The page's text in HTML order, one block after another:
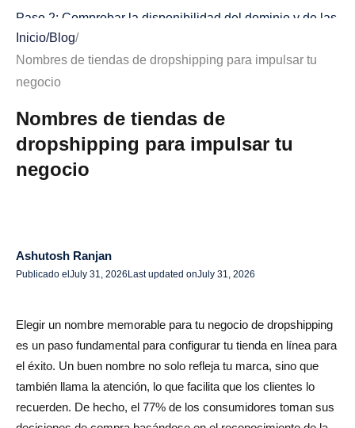
Paso 2: Comprobar la disponibilidad del dominio y de las
redes sociales
Tipos de nombres comerciales de dropshipping
Nombres comerciales de dropshipping creativos y únicos
Nombres comerciales divertidos de dropshipping
Cosas que debes evitar al elegir un nombre comercial de
dropshipping
1. No copie a la competencia
Inicio/Blog/
Nombres de tiendas de dropshipping para impulsar tu
negocio
Nombres de tiendas de
dropshipping para impulsar tu
negocio
Ashutosh Ranjan
Publicado el July 31, 2026 Last updated onJuly 31, 2026
Elegir un nombre memorable para tu negocio de dropshipping
es un paso fundamental para configurar tu tienda en línea para
el éxito. Un buen nombre no solo refleja tu marca, sino que
también llama la atención, lo que facilita que los clientes lo
recuerden. De hecho, el 77% de los consumidores toman sus